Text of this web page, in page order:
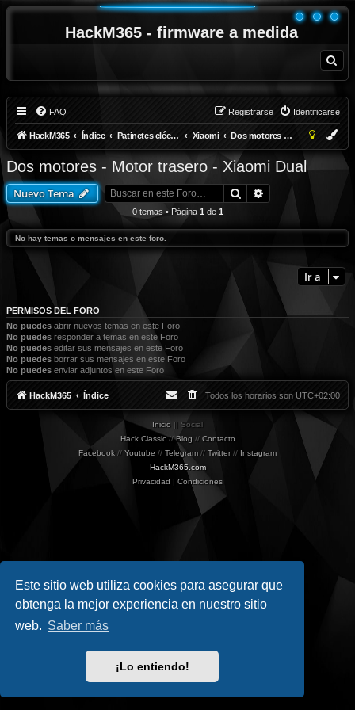
Este sitio web utiliza cookies para asegurar que
obtenga la mejor experiencia en nuestro sitio
web. Saber más
¡Lo entiendo!
HackM365 - firmware a medida
u
FAQ Identificarse
Registrarse
HackM365 Índice Patinetes eléctricos Xiaomi Dos motores - Motor trasero - Xiaomi Dual
Dos motores - Motor trasero - Xiaomi Dual
Nuevo Tema Buscar
0 temas • Página 1 de 1
No hay temas o mensajes en este foro.
Ir a
PERMISOS DEL FORO
No puedes abrir nuevos temas en este Foro
No puedes responder a temas en este Foro
No puedes editar sus mensajes en este Foro
No puedes borrar sus mensajes en este Foro
No puedes enviar adjuntos en este Foro
HackM365 Índice Todos los horarios son UTC+02:00
Inicio || Social
Hack Classic//Blog // Contacto
Facebook // Youtube // Telegram // Twitter// Instagram
HackM365.com
Privacidad | Condiciones